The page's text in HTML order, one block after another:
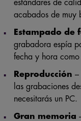
estándares de
acabados de muy
Estampado de
grabadora espía
fecha y hora
Reproducción –
las grabaciones
necesitarás un PC.
Gran memoria